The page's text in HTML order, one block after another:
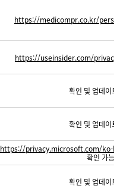
https://medicompr.co.kr/
https://useinsider.com/privacy-
확인 및 업데이트
확인 및 업데이트
https://privacy.microsoft.com/ko-
확인 가능
확인 및 업데이트